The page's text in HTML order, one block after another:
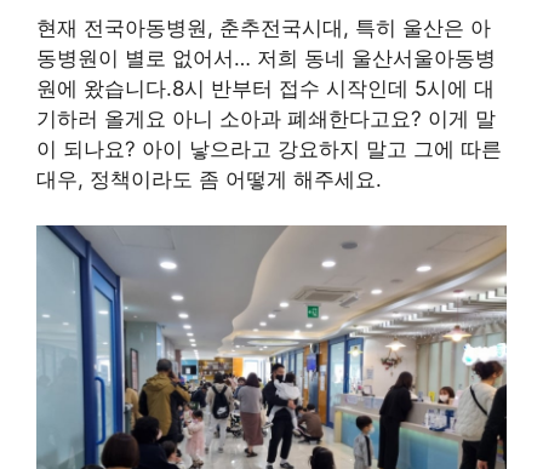
현재 전국아동병원, 춘추전국시대, 특히 울산은 아
동병원이 별로 없어서… 저희 동네 울산서울아동병
원에 왔습니다.8시 반부터 접수 시작인데 5시에 대
기하러 올게요 아니 소아과 폐쇄한다고요? 이게 말
이 되나요? 아이 낳으라고 강요하지 말고 그에 따른
대우, 정책이라도 좀 어떻게 해주세요.